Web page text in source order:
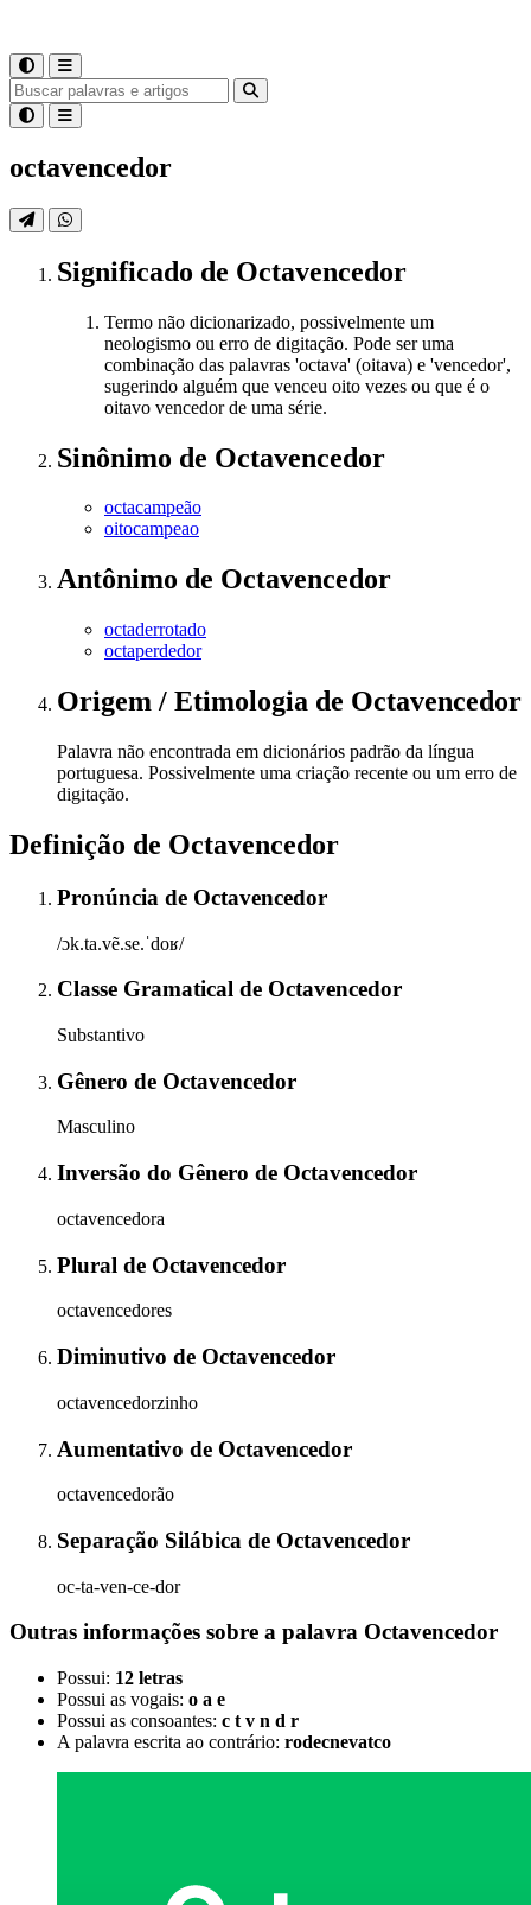
octavencedor
Significado de Octavencedor
Termo não dicionarizado, possivelmente um
neologismo ou erro de digitação. Pode ser uma
combinação das palavras 'octava' (oitava) e 'vencedor',
sugerindo alguém que venceu oito vezes ou que é o
oitavo vencedor de uma série.
Sinônimo de Octavencedor
octacampeão
oitocampeao
Antônimo de Octavencedor
octaderrotado
octaperdedor
Origem / Etimologia de Octavencedor
Palavra não encontrada em dicionários padrão da língua
portuguesa. Possivelmente uma criação recente ou um erro de
digitação.
Definição de Octavencedor
Pronúncia de Octavencedor
/ɔk.ta.vẽ.se.ˈdoʁ/
Classe Gramatical de Octavencedor
Substantivo
Gênero de Octavencedor
Masculino
Inversão do Gênero de Octavencedor
octavencedora
Plural de Octavencedor
octavencedores
Diminutivo de Octavencedor
octavencedorzinho
Aumentativo de Octavencedor
octavencedorão
Separação Silábica de Octavencedor
oc-ta-ven-ce-dor
Outras informações sobre a palavra Octavencedor
Possui: 12 letras
Possui as vogais: o a e
Possui as consoantes: c t v n d r
A palavra escrita ao contrário: rodecnevatco